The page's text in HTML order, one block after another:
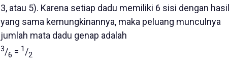
3, atau 5). Karena setiap dadu memiliki 6 sisi dengan hasil
yang sama kemungkinannya, maka peluang munculnya
jumlah mata dadu genap adalah
3/6 = 1 /2